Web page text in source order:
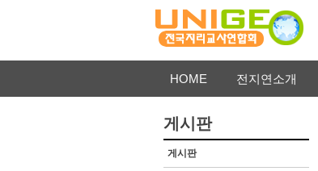
HOME 전지연소개
게시판
게시판